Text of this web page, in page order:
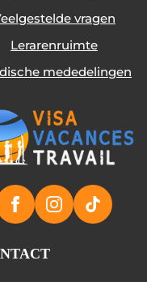
vragen
Lerarenruimte
mededelingen